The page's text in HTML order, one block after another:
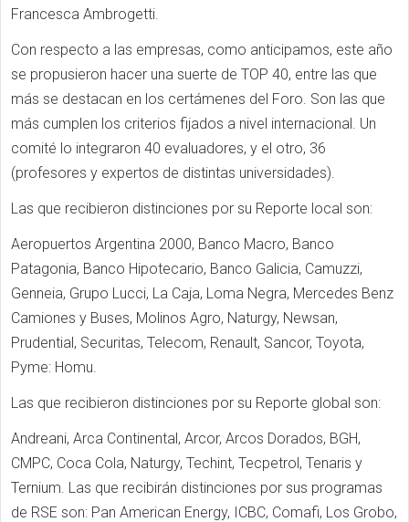
Francesca Ambrogetti.
Con respecto a las empresas, como anticipamos, este año
se propusieron hacer una suerte de TOP 40, entre las que
más se destacan en los certámenes del Foro. Son las que
más cumplen los criterios fijados a nivel internacional. Un
comité lo integraron 40 evaluadores, y el otro, 36
(profesores y expertos de distintas universidades).
Las que recibieron distinciones por su Reporte local son:
Aeropuertos Argentina 2000, Banco Macro, Banco
Patagonia, Banco Hipotecario, Banco Galicia, Camuzzi,
Genneia, Grupo Lucci, La Caja, Loma Negra, Mercedes Benz
Camiones y Buses, Molinos Agro, Naturgy, Newsan,
Prudential, Securitas, Telecom, Renault, Sancor, Toyota,
Pyme: Homu.
Las que recibieron distinciones por su Reporte global son:
Andreani, Arca Continental, Arcor, Arcos Dorados, BGH,
CMPC, Coca Cola, Naturgy, Techint, Tecpetrol, Tenaris y
Ternium. Las que recibirán distinciones por sus programas
de RSE son: Pan American Energy, ICBC, Comafi, Los Grobo,